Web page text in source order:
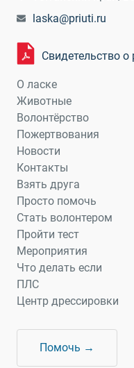
laska@priuti.ru
Свидетельство о
О ласке
Животные
Волонтёрство
Пожертвования
Новости
Контакты
Взять друга
Просто помочь
Стать волонтером
Пройти тест
Мероприятия
Что делать если
ПЛС
Центр дрессировки
Помочь →